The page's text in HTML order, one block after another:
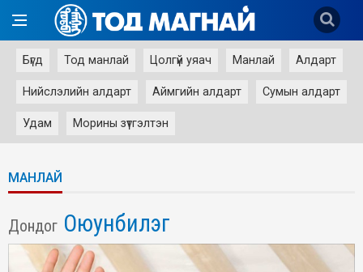
Бүгд Тод манлай Цолгүй уяач Манлай Алдарт
Нийслэлийн алдарт Аймгийн алдарт Сумын алдарт
Удам Морины зүтгэлтэн
МАНЛАЙ
Дондог Оюунбилэг